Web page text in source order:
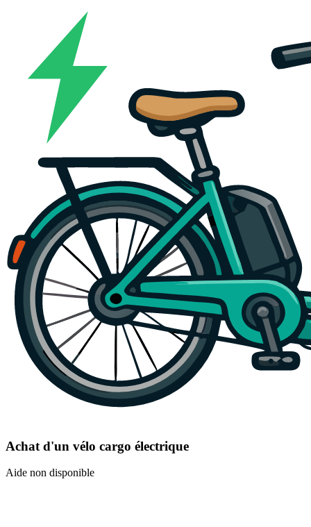
Achat d'un vélo cargo électrique
Aide non disponible